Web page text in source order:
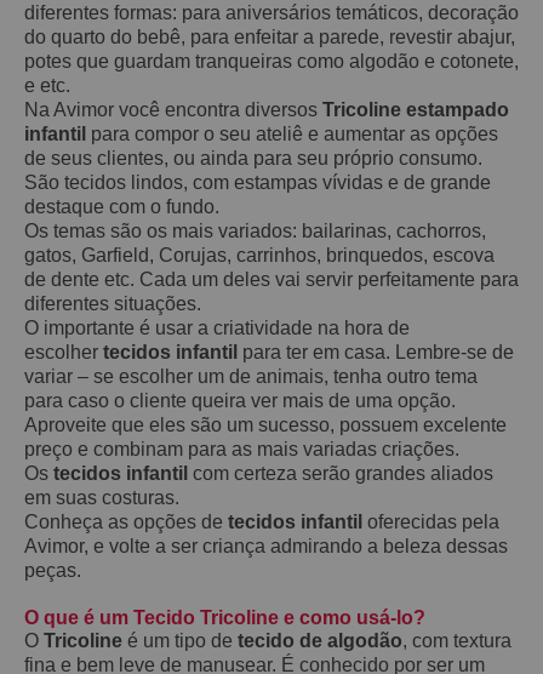
diferentes formas: para aniversários temáticos, decoração
do quarto do bebê, para enfeitar a parede, revestir abajur,
potes que guardam tranqueiras como algodão e cotonete,
e etc.
Na Avimor você encontra diversos Tricoline estampado
infantil para compor o seu ateliê e aumentar as opções
de seus clientes, ou ainda para seu próprio consumo.
São tecidos lindos, com estampas vívidas e de grande
destaque com o fundo.
Os temas são os mais variados: bailarinas, cachorros,
gatos, Garfield, Corujas, carrinhos, brinquedos, escova
de dente etc. Cada um deles vai servir perfeitamente para
diferentes situações.
O importante é usar a criatividade na hora de
escolher tecidos infantil para ter em casa. Lembre-se de
variar – se escolher um de animais, tenha outro tema
para caso o cliente queira ver mais de uma opção.
Aproveite que eles são um sucesso, possuem excelente
preço e combinam para as mais variadas criações.
Os tecidos infantil com certeza serão grandes aliados
em suas costuras.
Conheça as opções de tecidos infantil oferecidas pela
Avimor, e volte a ser criança admirando a beleza dessas
peças.
O que é um Tecido Tricoline e como usá-lo?
O Tricoline é um tipo de tecido de algodão, com textura
fina e bem leve de manusear. É conhecido por ser um